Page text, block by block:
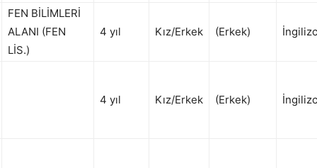
FEN BİLİMLERİ
ALANI (FEN
LİS.)
4 yıl Kız/Erkek (Erkek)
4 yıl Kız/Erkek (Erkek)